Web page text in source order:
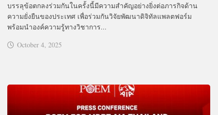
บรรลุข้อตกลงร่วมกันในครั้งนี้มีความสำคัญอย่างยิ่งต่อภารกิจด้าน
ความยั่งยืนของประเทศ เพื่อร่วมกันวิจัยพัฒนาดิจิทัลแพลตฟอร์ม
พร้อมนำองค์ความรู้ทางวิชาการ...
October 4, 2025